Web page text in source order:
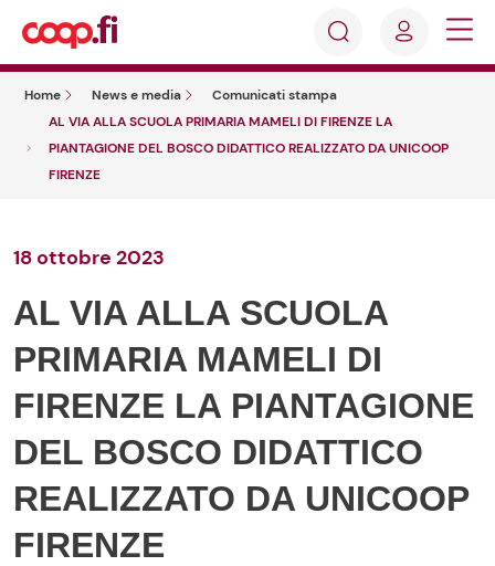
Accedi
Registrati
Home News e media
Comunicati stampa
AL VIA ALLA SCUOLA PRIMARIA MAMELI DI FIRENZE LA
PIANTAGIONE DEL BOSCO DIDATTICO REALIZZATO DA UNICOOP
FIRENZE
18 ottobre 2023
AL VIA ALLA SCUOLA
PRIMARIA MAMELI DI
FIRENZE LA PIANTAGIONE
DEL BOSCO DIDATTICO
REALIZZATO DA UNICOOP
FIRENZE